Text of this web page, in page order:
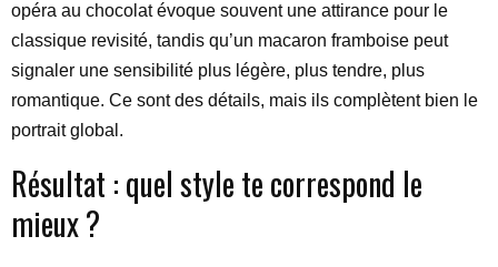
opéra au chocolat évoque souvent une attirance pour le
classique revisité, tandis qu’un macaron framboise peut
signaler une sensibilité plus légère, plus tendre, plus
romantique. Ce sont des détails, mais ils complètent bien le
portrait global.
Résultat : quel style te correspond le
mieux ?